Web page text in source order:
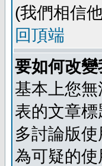
(我們相信
回頂端
要如何改
基本上您
表的文章
多討論版
為可疑的